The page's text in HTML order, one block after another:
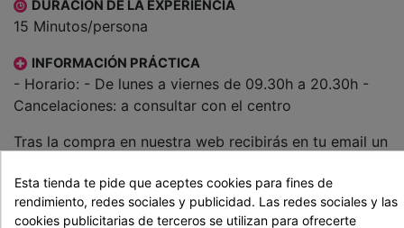
DURACIÓN DE LA EXPERIENCIA
15 Minutos/persona
INFORMACIÓN PRÁCTICA
- Horario: - De lunes a viernes de 09.30h a 20.30h -
Cancelaciones: a consultar con el centro
Tras la compra en nuestra web recibirás en tu email un
contactar con nuestro colaborador y disfrutar o
regalar la actividad.
Esta tienda te pide que aceptes cookies para fines de
rendimiento, redes sociales y publicidad. Las redes sociales y las
cookies publicitarias de terceros se utilizan para ofrecerte